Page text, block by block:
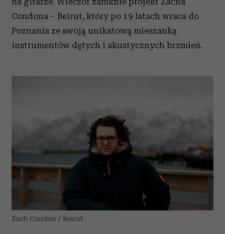
Condona – Beirut, który po 19 latach wraca do
Poznania ze swoją unikatową mieszanką
instrumentów dętych i akustycznych brzmień.
Zach Condon / Beirut